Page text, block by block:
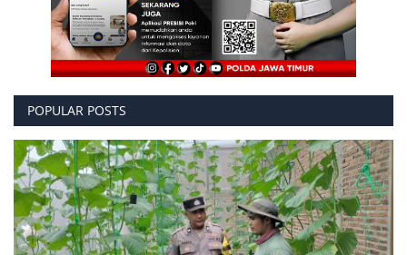
POPULAR POSTS